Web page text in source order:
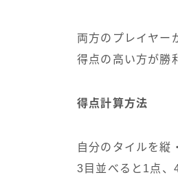
両方のプレイヤー
得点の高い方が勝
得点計算方法
自分のタイルを縦
3目並べると1点、